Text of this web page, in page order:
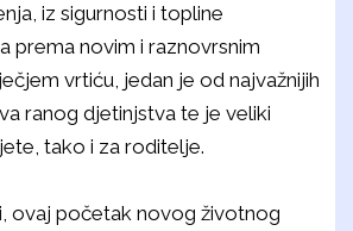
iz sigurnosti i topline
prema novim i raznovrsnim
vrtiću, jedan je od najvažnijih
ranog djetinjstva te je veliki
tako i za roditelje.
ovaj početak novog životnog